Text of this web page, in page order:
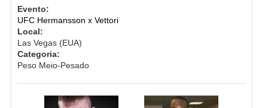
Evento:
UFC Hermansson x Vettori
Local:
Las Vegas (EUA)
Categoria:
Peso Meio-Pesado